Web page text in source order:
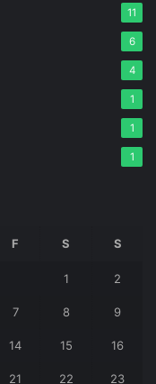
11
6
4
1
1
1
F S S
1 2
7 8 9
14 15 16
21 22 23